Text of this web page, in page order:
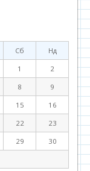
Сб
Нд
1
2
8
9
15
16
22
23
29
30